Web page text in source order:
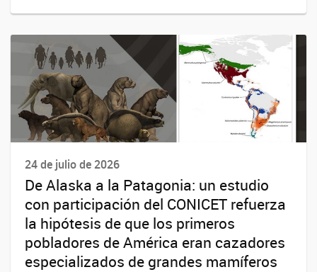
24 de julio de 2026
De Alaska a la Patagonia: un estudio
con participación del CONICET refuerza
la hipótesis de que los primeros
pobladores de América eran cazadores
especializados de grandes mamíferos